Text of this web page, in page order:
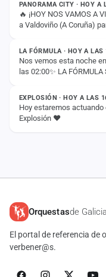
PANORAMA CITY · HOY A
🔥 ¡HOY NOS VAMOS A
a Valdoviño (A Coruña)
ESTADO
LA FÓRMULA · HOY A LAS
Nos vemos esta noche
las 02:00✨ LA FÓRMULA
ESTADO
EXPLOSIÓN · HOY A LAS
Hoy estaremos actuando
Explosión ❤️
Orquestasde Galicia
El portal de referencia de
verbener@s.